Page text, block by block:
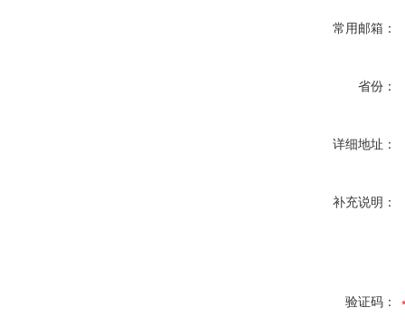
常用邮箱：
省份：
详细地址：
补充说明：
验证码：